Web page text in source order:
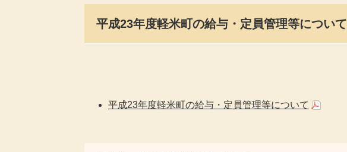
平成23年度軽米町の給与・定員管理等について
平成23年度軽米町の給与・定員管理等について